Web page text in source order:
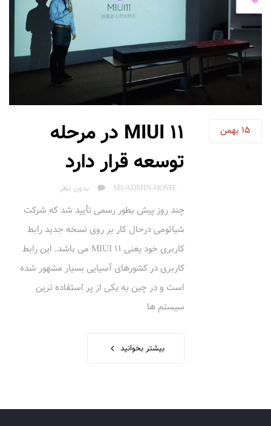
15 بهمن
MIUI 11 در مرحله
توسعه قرار دارد
AUTHOR
MI-ADMIN-HOME بدون نظر
چند روز پیش بطور رسمی تأیید شد که شرکت
شیائومی درحال کار بر روی نسخه جدید رابط
کاربری خود یعنی MIUI 11 می باشد. این رابط
کاربری در کشورهای آسیایی بسیار مشهور شده
است و در چین به یکی از پر استفاده ترین
سیستم ها
بیشتر بخوانید